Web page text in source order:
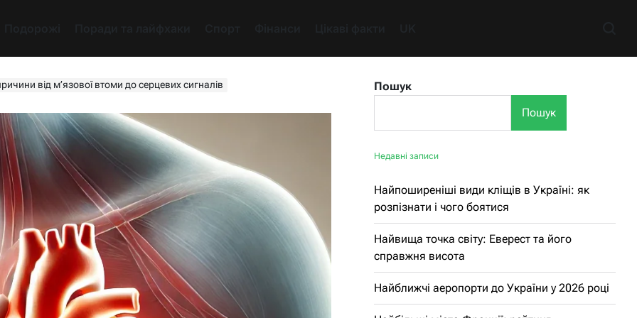
від м’язової втоми до серцевих сигналів
Пошук
Пошук
Недавні записи
Найпоширеніші види кліщів в Україні: як
розпізнати і чого боятися
Найвища точка світу: Еверест та його
справжня висота
Найближчі аеропорти до України у 2026 році